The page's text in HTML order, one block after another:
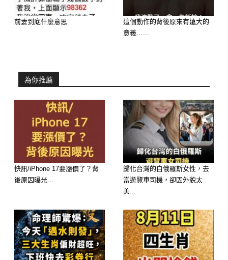
選擇 A：砂鍋獅子頭 ——【財運：正
財強勁，職場之星】
性格： 你是一個穩重、有領導力的
人。做事腳踏實地，像這道料理一樣實
料十足。
代表你的努力會被看見，馬年有很大的
機會升職加薪，或是拿到超乎預期的年
終與獎金。
前妻到底什麼意思
這個動作的背後原來有遠大的
意義…...
為你推薦
快訊/iPhone 17要漲價了？背
後原因曝光...
歸化台灣的白俄羅斯女性，去
當遊覽車司機，卻因外貌太
美...